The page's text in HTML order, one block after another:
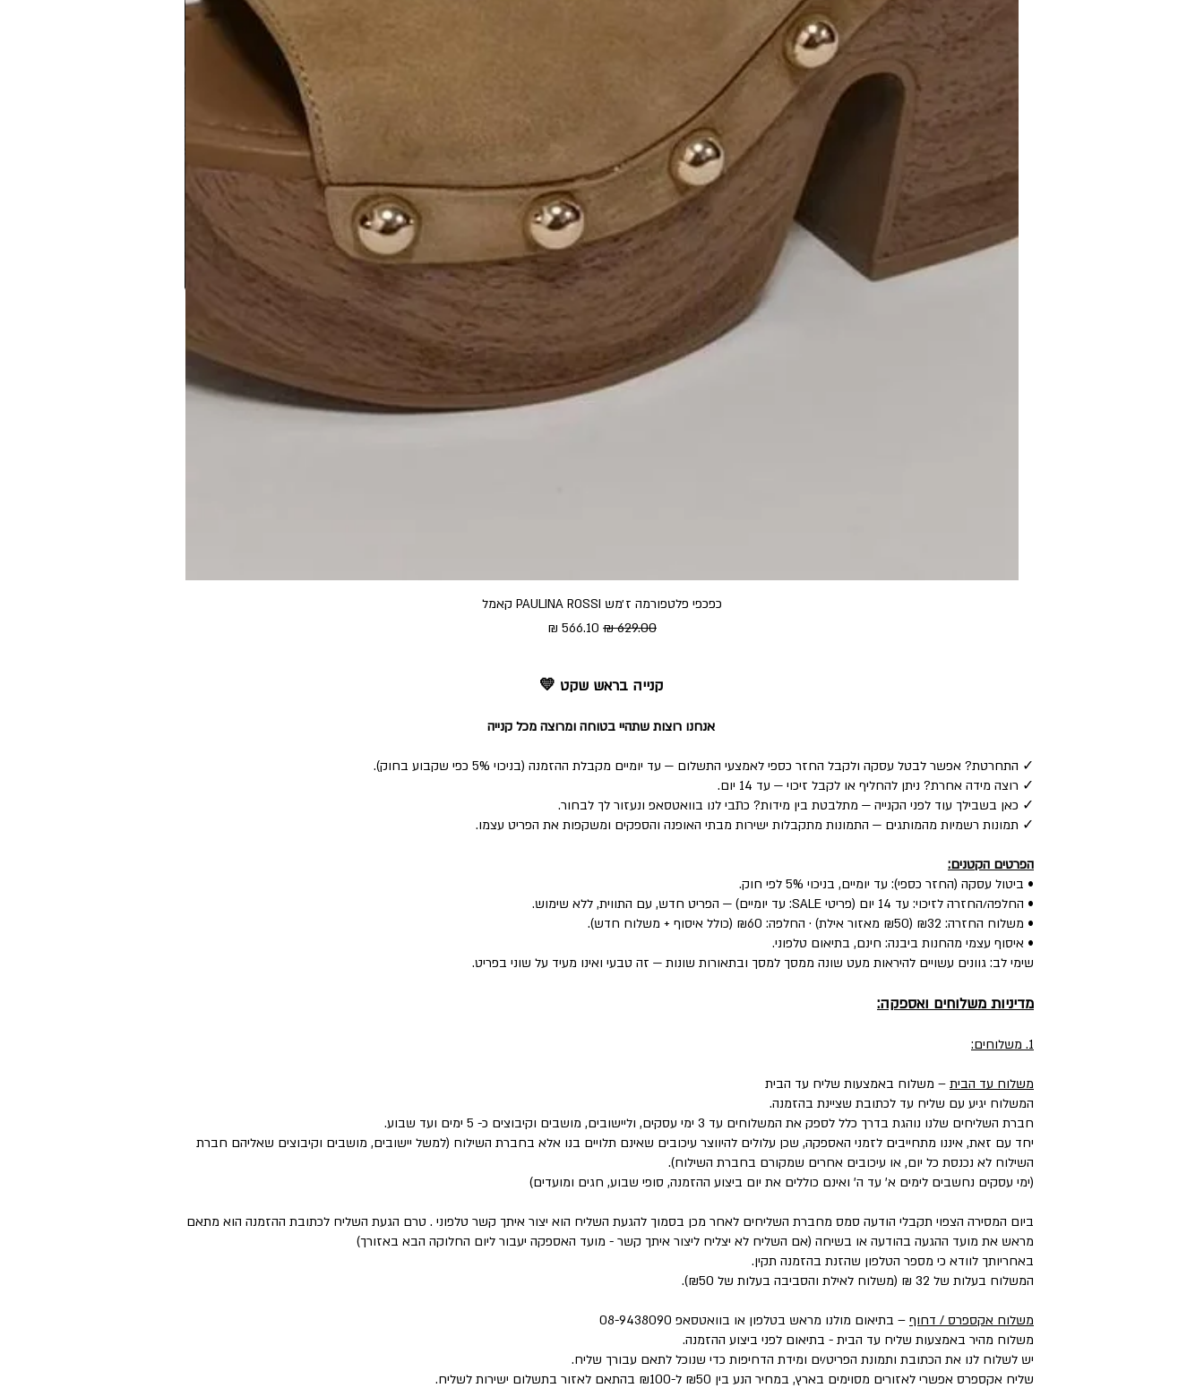
כפכפי פלטפורמה ז׳מש PAULINA ROSSI קאמל
מחיר רגיל מחיר מבצע
קנייה בראש שקט 💛
אנחנו רוצות שתהיי בטוחה ומרוצה מכל קנייה
✓ התחרטת? אפשר לבטל עסקה ולקבל החזר כספי לאמצעי התשלום — עד יומיים מקבלת ההזמנה (בניכוי 5% כפי שקבוע בחוק).
✓ רוצה מידה אחרת? ניתן להחליף או לקבל זיכוי — עד 14 יום.
✓ כאן בשבילך עוד לפני הקנייה — מתלבטת בין מידות? כתבי לנו בוואטסאפ ונעזור לך לבחור.
✓ תמונות רשמיות מהמותגים — התמונות מתקבלות ישירות מבתי האופנה והספקים ומשקפות את הפריט עצמו.
הפרטים הקטנים:
• ביטול עסקה (החזר כספי): עד יומיים, בניכוי 5% לפי חוק.
• החלפה/החזרה לזיכוי: עד 14 יום (פריטי SALE: עד יומיים) — הפריט חדש, עם התווית, ללא שימוש.
• משלוח החזרה: ₪32 (₪50 מאזור אילת) · החלפה: ₪60 (כולל איסוף + משלוח חדש).
• איסוף עצמי מהחנות ביבנה: חינם, בתיאום טלפוני.
שימי לב: גוונים עשויים להיראות מעט שונה ממסך למסך ובתאורות שונות — זה טבעי ואינו מעיד על שוני בפריט.
מדיניות משלוחים ואספקה:
1. משלוחים:
משלוח עד הבית – משלוח באמצעות שליח עד הבית
המשלוח יגיע עם שליח עד לכתובת שציינת בהזמנה.
חברת השליחים שלנו נוהגת בדרך כלל לספק את המשלוחים עד 3 ימי עסקים, וליישובים, מושבים וקיבוצים כ- 5 ימים ועד שבוע.
יחד עם זאת, איננו מתחייבים לזמני האספקה, שכן עלולים להיווצר עיכובים שאינם תלויים בנו אלא בחברת השילוח (למשל יישובים, מושבים וקיבוצים שאליהם חברת
השילוח לא נכנסת כל יום, או עיכובים אחרים שמקורם בחברת השילוח).
(ימי עסקים נחשבים לימים א' עד ה' ואינם כוללים את יום ביצוע ההזמנה, סופי שבוע, חגים ומועדים)
ביום המסירה הצפוי תקבלי הודעה סמס מחברת השליחים לאחר מכן בסמוך להגעת השליח הוא יצור איתך קשר טלפוני . טרם הגעת השליח לכתובת ההזמנה הוא מתאם
מראש את מועד ההגעה בהודעה או בשיחה (אם השליח לא יצליח ליצור איתך קשר - מועד האספקה יעבור ליום החלוקה הבא באזורך)
באחריותך לוודא כי מספר הטלפון שהזנת בהזמנה תקין.
המשלוח בעלות של 32 ₪ (משלוח לאילת והסביבה בעלות של ₪50).
משלוח אקספרס / דחוף – בתיאום מולנו מראש בטלפון או בוואטסאפ 08-9438090
משלוח מהיר באמצעות שליח עד הבית - בתיאום לפני ביצוע ההזמנה.
יש לשלוח לנו את הכתובת ותמונת הפריט/ים ומידת הדחיפות כדי שנוכל לתאם עבורך שליח.
שליח אקספרס אפשרי לאזורים מסוימים בארץ, במחיר הנע בין ₪50 ל-₪100 בהתאם לאזור בתשלום ישירות לשליח.